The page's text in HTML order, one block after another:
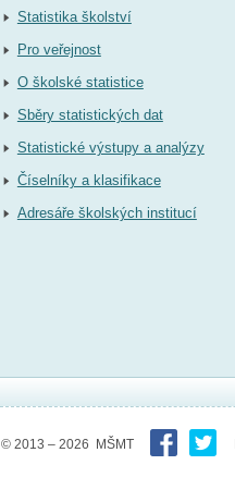
Statistika školství
Pro veřejnost
O školské statistice
Sběry statistických dat
Statistické výstupy a analýzy
Číselníky a klasifikace
Adresáře školských institucí
© 2013 – 2026 MŠMT